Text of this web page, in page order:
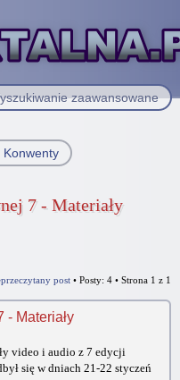
zaawansowane
Konwenty
7 - Materiały
post • Posty: 4 • Strona 1 z 1
- Materiały
video i audio z 7 edycji
się w dniach 21-22 styczeń